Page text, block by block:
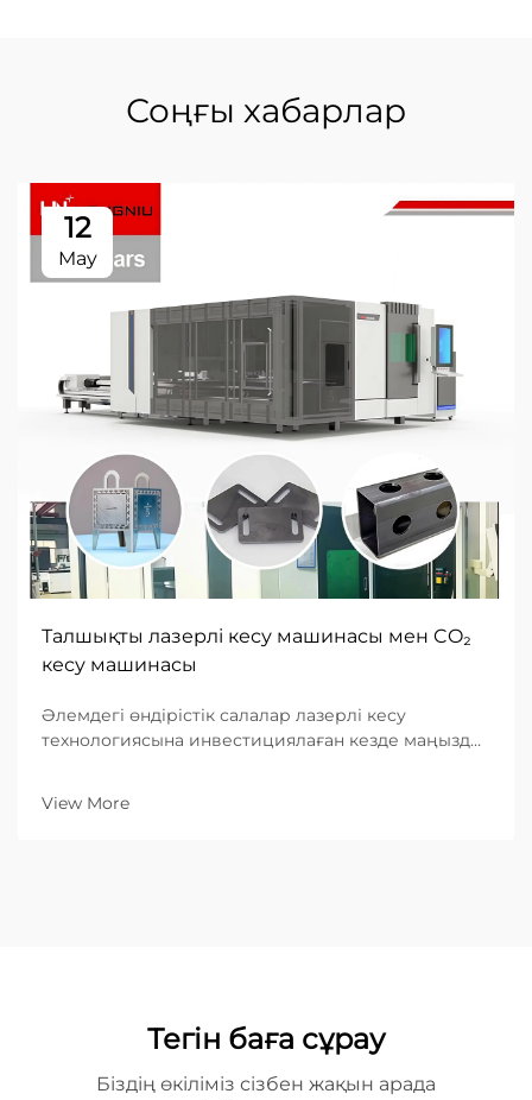
Соңғы хабарлар
12
May
Талшықты лазерлі кесу машинасы мен CO₂
кесу машинасы
Әлемдегі өндірістік салалар лазерлі кесу
технологиясына инвестициялаған кезде маңызды
жүйелерді таңдау. Бұл таңдау өндіріс тиімділігіне,
View More
Тегін баға сұрау
Біздің өкіліміз сізбен жақын арада